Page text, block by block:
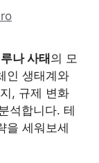
나 사태의 모
인 생태계와
, 규제 변화
석합니다. 테
을 세워보세